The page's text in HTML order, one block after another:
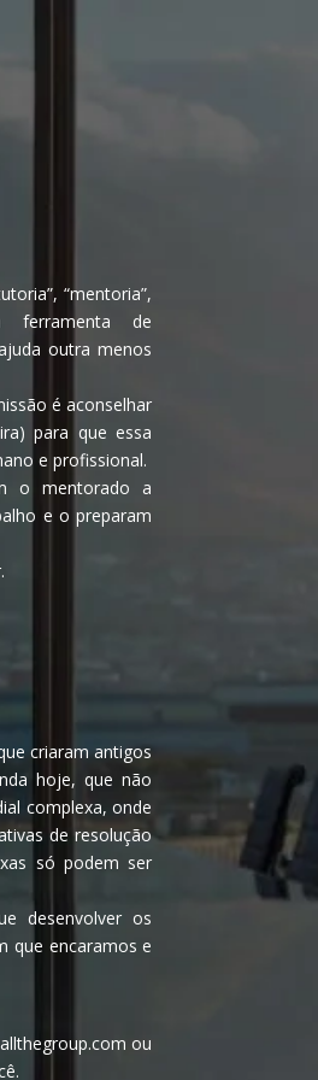
“mentoria”,
ferramenta de
outra menos
é aconselhar
para que essa
e profissional.
o mentorado a
e o preparam
criaram antigos
hoje, que não
complexa, onde
de resolução
só podem ser
desenvolver os
que encaramos e
ou